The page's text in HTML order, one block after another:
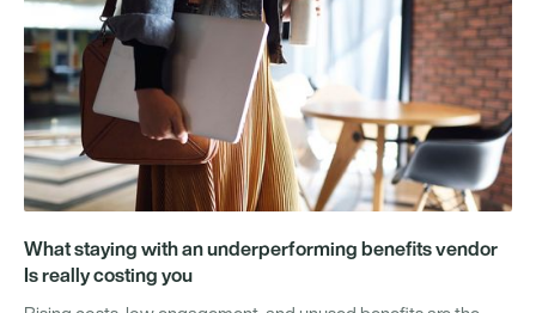
What staying with an underperforming benefits vendor
Is really costing you